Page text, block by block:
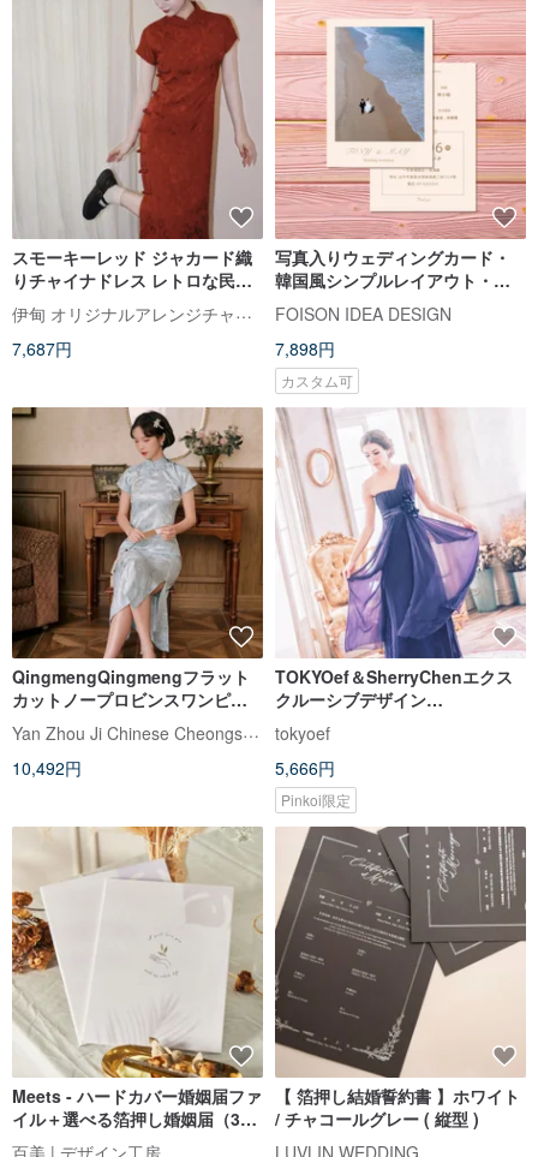
スモーキーレッド ジャカード織
りチャイナドレス レトロな民国
風フルオープンワンピース 新し
いチャイニーズスタイルの花嫁
用ウェディングドレス
伊甸 オリジナルアレンジチャイナドレス
7,687円
写真入りウェディングカード・
韓国風シンプルレイアウト・ウ
ェディングフォト招待状・封筒
付き (MA002)
FOISON IDEA DESIGN
7,898円
カスタム可
QingmengQingmengフラット
カットノープロビンスワンピー
スオープンブレスト古代チャイ
ナドレスは新しい中国風のナシ
ョナルスタイルのドレスを改良
Yan Zhou Ji Chinese Cheongsam
10,492円
TOKYOef＆SherryChenエクス
クルーシブデザイン
XiangyueMingmeiシングルルー
ムフラワードレス
tokyoef
5,666円
Pinkoi限定
Meets - ハードカバー婚姻届ファ
イル＋選べる箔押し婚姻届（3枚
セット）
百美 | デザイン工房
【 箔押し結婚誓約書 】ホワイト
/ チャコールグレー ( 縦型 )
LUVLIN WEDDING